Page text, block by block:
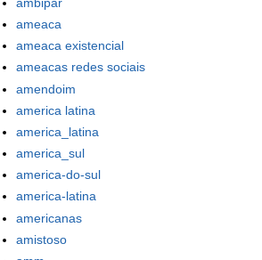
ameaca
ameaca existencial
ameacas redes sociais
amendoim
america latina
america_latina
america_sul
america-do-sul
america-latina
americanas
amistoso